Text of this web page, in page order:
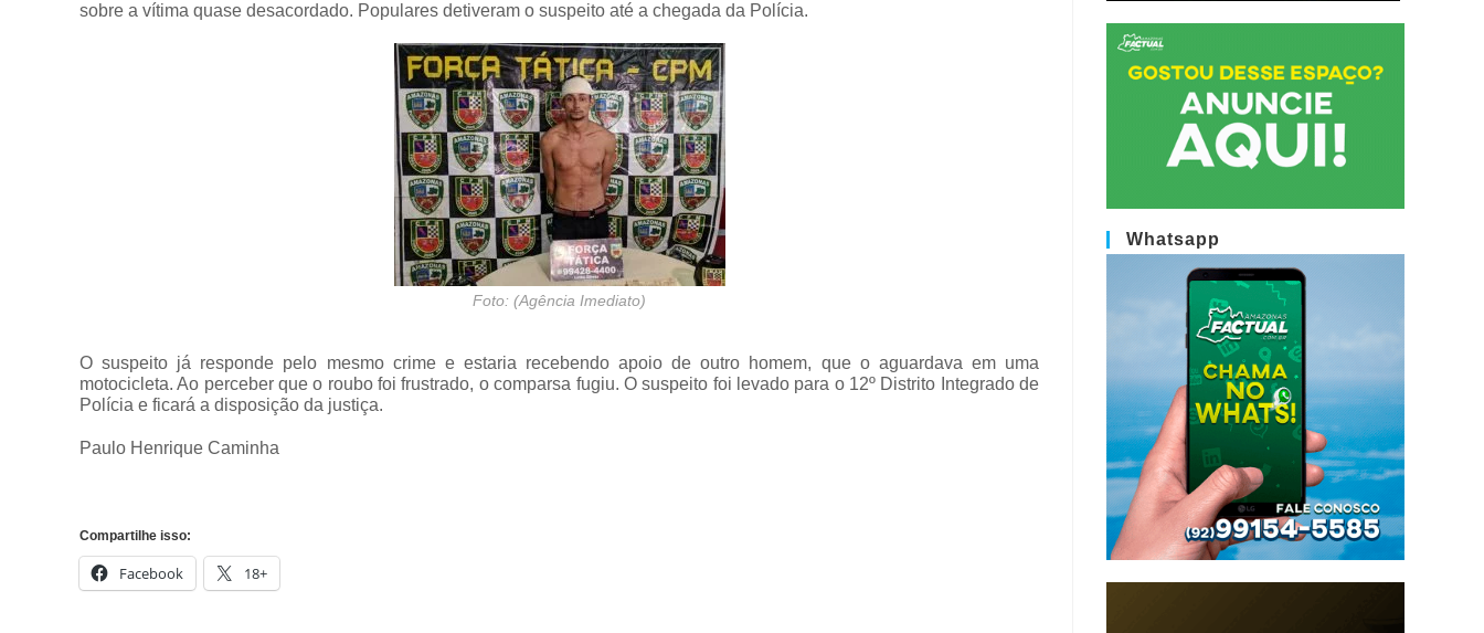
sobre a vítima quase desacordado. Populares detiveram o suspeito até a chegada da Polícia.
Foto: (Agência Imediato)
O suspeito já responde pelo mesmo crime e estaria recebendo apoio de outro homem, que o aguardava em uma
motocicleta. Ao perceber que o roubo foi frustrado, o comparsa fugiu. O suspeito foi levado para o 12º Distrito Integrado de
Polícia e ficará a disposição da justiça.
Paulo Henrique Caminha
Compartilhe isso:
Facebook 18+
Whatsapp